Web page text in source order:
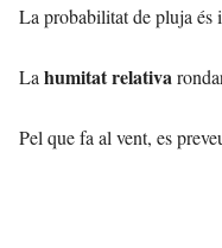
La probabilitat de pluja és
La humitat relativa
Pel que fa al vent, es